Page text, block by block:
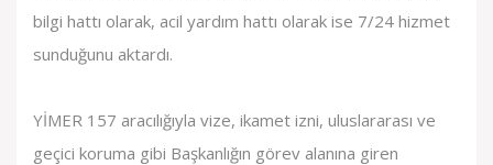
bilgi hattı olarak, acil yardım hattı olarak ise 7/24 hizmet
sunduğunu aktardı.
YİMER 157 aracılığıyla vize, ikamet izni, uluslararası ve
geçici koruma gibi Başkanlığın görev alanına giren